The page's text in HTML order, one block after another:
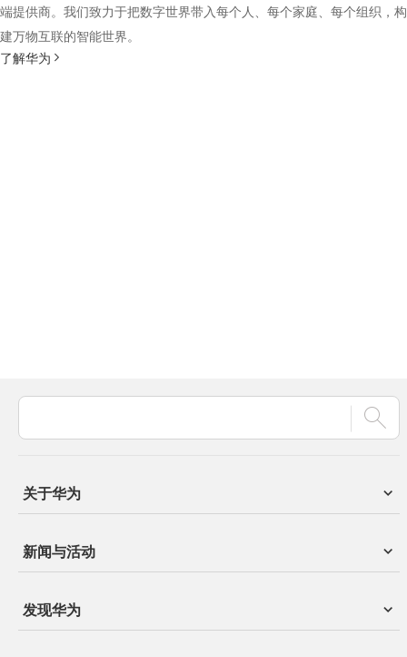
端提供商。我们致力于把数字世界带入每个人、每个家庭、每个组织，构
建万物互联的智能世界。
了解华为
关于华为
新闻与活动
发现华为